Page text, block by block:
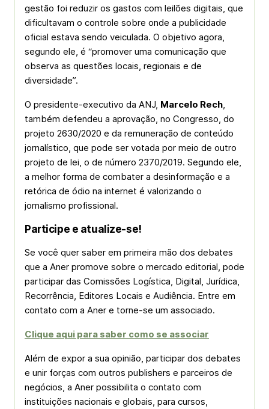
gestão foi reduzir os gastos com leilões digitais, que
dificultavam o controle sobre onde a publicidade
oficial estava sendo veiculada. O objetivo agora,
segundo ele, é “promover uma comunicação que
observa as questões locais, regionais e de
diversidade”.
O presidente-executivo da ANJ, Marcelo Rech,
também defendeu a aprovação, no Congresso, do
projeto 2630/2020 e da remuneração de conteúdo
jornalístico, que pode ser votada por meio de outro
projeto de lei, o de número 2370/2019. Segundo ele,
a melhor forma de combater a desinformação e a
retórica de ódio na internet é valorizando o
jornalismo profissional.
Participe e atualize-se!
Se você quer saber em primeira mão dos debates
que a Aner promove sobre o mercado editorial, pode
participar das Comissões Logística, Digital, Jurídica,
Recorrência, Editores Locais e Audiência. Entre em
contato com a Aner e torne-se um associado.
Clique aqui para saber como se associar
Além de expor a sua opinião, participar dos debates
e unir forças com outros publishers e parceiros de
negócios, a Aner possibilita o contato com
instituições nacionais e globais, para cursos,